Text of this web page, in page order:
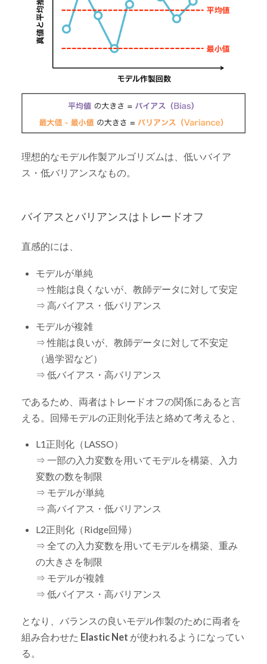
理想的なモデル作製アルゴリズムは、低いバイア
ス・低バリアンスなもの。
バイアスとバリアンスはトレードオフ
直感的には、
モデルが単純
⇒ 性能は良くないが、教師データに対して安定
⇒ 高バイアス・低バリアンス
モデルが複雑
⇒ 性能は良いが、教師データに対して不安定
（過学習など）
⇒ 低バイアス・高バリアンス
であるため、両者はトレードオフの関係にあると言
える。回帰モデルの正則化手法と絡めて考えると、
L1正則化（LASSO）
⇒ 一部の入力変数を用いてモデルを構築、入力
変数の数を制限
⇒ モデルが単純
⇒ 高バイアス・低バリアンス
L2正則化（Ridge回帰）
⇒ 全ての入力変数を用いてモデルを構築、重み
の大きさを制限
⇒ モデルが複雑
⇒ 低バイアス・高バリアンス
となり、バランスの良いモデル作製のために両者を
組み合わせた Elastic Net が使われるようになってい
る。